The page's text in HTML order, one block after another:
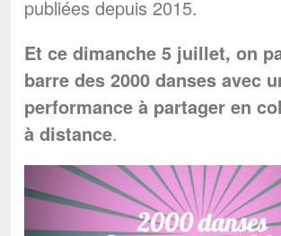
publiées depuis 2015.
Et ce dimanche 5 juillet, on
barre des 2000 danses avec
performance à partager en
à distance.